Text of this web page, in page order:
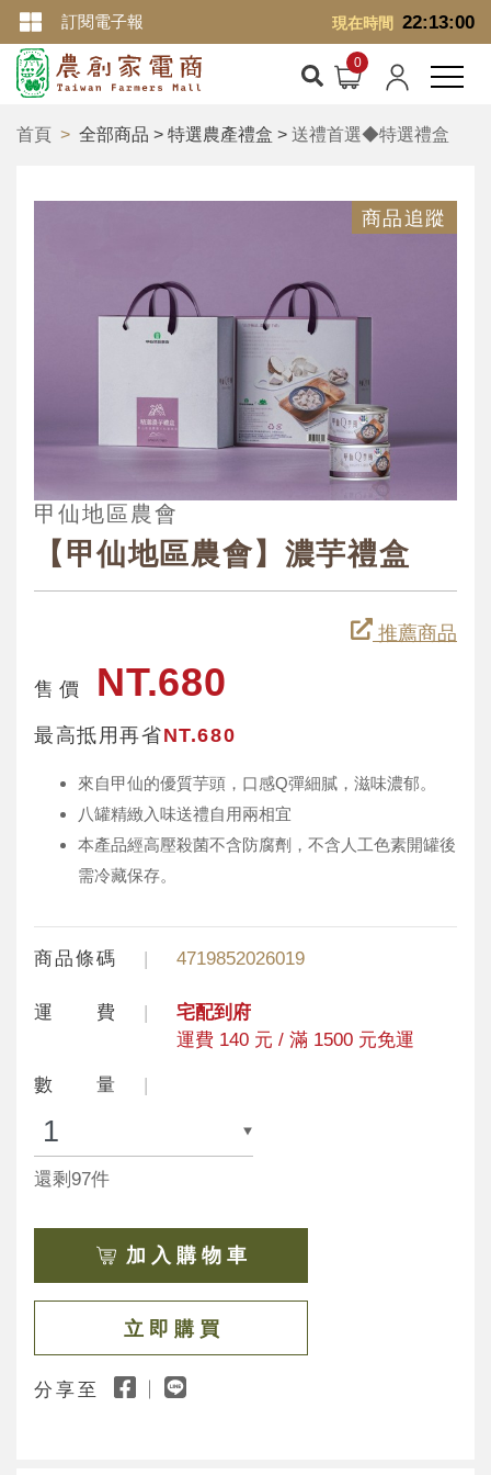
現在時間 22:13:01
訂閱電子報
首頁 全部商品 > 特選農產禮盒 > 送禮首選◆特選禮盒
商品追蹤
甲仙地區農會
【甲仙地區農會】濃芋禮盒
推薦商品
售 價 NT.680
最高抵用再省NT.680
來自甲仙的優質芋頭，口感Q彈細膩，滋味濃郁。
八罐精緻入味送禮自用兩相宜
本產品經高壓殺菌不含防腐劑，不含人工色素開罐後
需冷藏保存。
商品條碼 4719852026019
運 費
宅配到府
運費 140 元 / 滿 1500 元免運
數 量
還剩97件
加 入 購 物 車
立 即 購 買
分享至